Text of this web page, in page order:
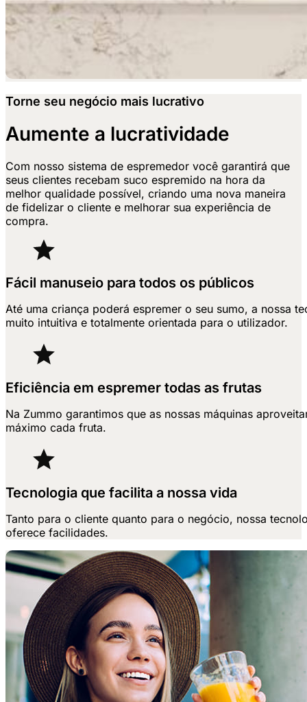
Torne seu negócio mais lucrativo
Aumente a lucratividade
Com nosso sistema de espremedor você garantirá que
seus clientes recebam suco espremido na hora da
melhor qualidade possível, criando uma nova maneira
de fidelizar o cliente e melhorar sua experiência de
compra.
Fácil manuseio para todos os públicos
Até uma criança poderá espremer o seu sumo, a nossa
muito intuitiva e totalmente orientada para o utilizador.
Eficiência em espremer todas as frutas
Na Zummo garantimos que as nossas máquinas
máximo cada fruta.
Tecnologia que facilita a nossa vida
Tanto para o cliente quanto para o negócio, nossa
oferece facilidades.